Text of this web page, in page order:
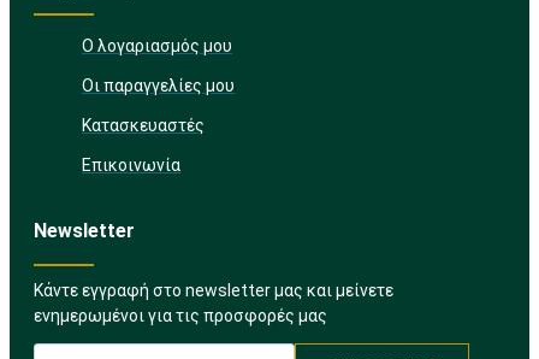
Ο λογαριασμός μου
Οι παραγγελίες μου
Κατασκευαστές
Επικοινωνία
Newsletter
Κάντε εγγραφή στο newsletter μας και μείνετε
ενημερωμένοι για τις προσφορές μας